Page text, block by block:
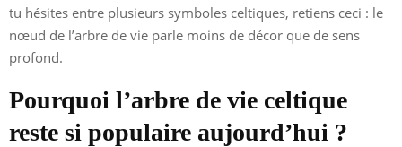
tu hésites entre plusieurs symboles celtiques, retiens ceci : le
nœud de l’arbre de vie parle moins de décor que de sens
profond.
Pourquoi l’arbre de vie celtique
reste si populaire aujourd’hui ?